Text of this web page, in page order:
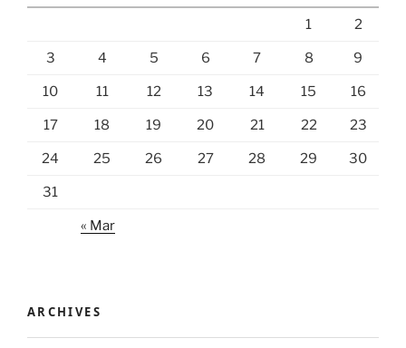
1 2
3 4 5 6 7 8 9
10 11 12 13 14 15 16
17 18 19 20 21 22 23
24 25 26 27 28 29 30
31
« Mar
ARCHIVES